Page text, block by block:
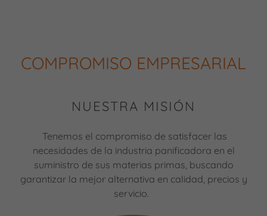
COMPROMISO EMPRESARIAL
NUESTRA MISIÓN
Tenemos el compromiso de satisfacer las
necesidades de la industria panificadora en el
suministro de sus materias primas, buscando
garantizar la mejor alternativa en calidad, precios y
servicio.